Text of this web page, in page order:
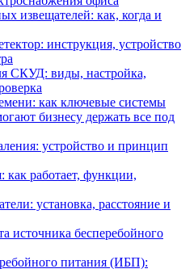
извещателей: как, когда и
инструкция, устройство
СКУД: виды, настройка,
как ключевые системы
бизнесу держать все под
устройство и принцип
как работает, функции,
установка, расстояние и
источника бесперебойного
питания (ИБП):